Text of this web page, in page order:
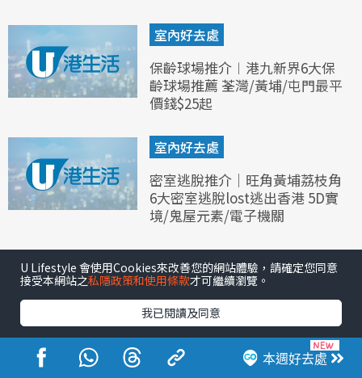
室內好去處
保齡球場推介︱港九新界6大保
齡球場推薦 荃灣/黃埔/屯門最平
價錢$25起
室內好去處
密室逃脫推介｜旺角黃埔荔枝角
6大密室逃脫lost逃出香港 5D實
境/鬼屋元素/電子機關
本週好去處
U Lifestyle 會使用Cookies來改善您的網站體驗，請確定您同意
接受本網站之私隱政策和使用條款才可繼續瀏覽。
我已閱讀及同意